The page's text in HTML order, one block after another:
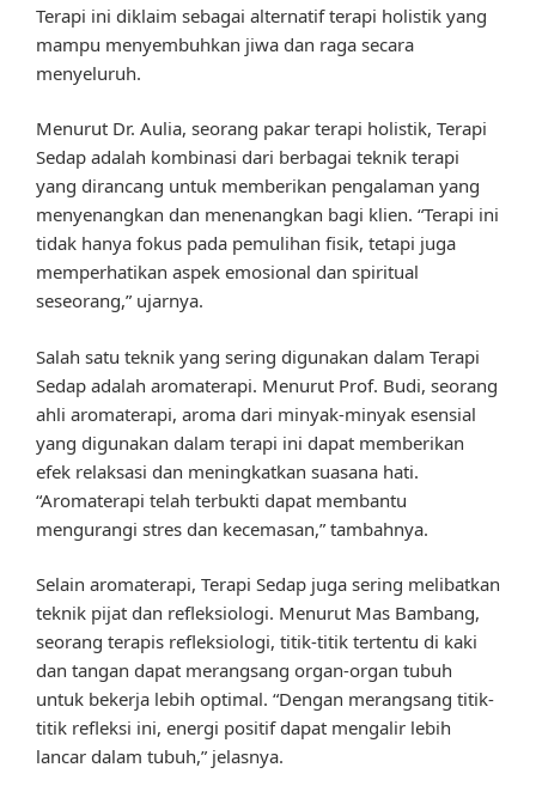
Terapi ini diklaim sebagai alternatif terapi holistik yang
mampu menyembuhkan jiwa dan raga secara
menyeluruh.
Menurut Dr. Aulia, seorang pakar terapi holistik, Terapi
Sedap adalah kombinasi dari berbagai teknik terapi
yang dirancang untuk memberikan pengalaman yang
menyenangkan dan menenangkan bagi klien. “Terapi ini
tidak hanya fokus pada pemulihan fisik, tetapi juga
memperhatikan aspek emosional dan spiritual
seseorang,” ujarnya.
Salah satu teknik yang sering digunakan dalam Terapi
Sedap adalah aromaterapi. Menurut Prof. Budi, seorang
ahli aromaterapi, aroma dari minyak-minyak esensial
yang digunakan dalam terapi ini dapat memberikan
efek relaksasi dan meningkatkan suasana hati.
“Aromaterapi telah terbukti dapat membantu
mengurangi stres dan kecemasan,” tambahnya.
Selain aromaterapi, Terapi Sedap juga sering melibatkan
teknik pijat dan refleksiologi. Menurut Mas Bambang,
seorang terapis refleksiologi, titik-titik tertentu di kaki
dan tangan dapat merangsang organ-organ tubuh
untuk bekerja lebih optimal. “Dengan merangsang titik-
titik refleksi ini, energi positif dapat mengalir lebih
lancar dalam tubuh,” jelasnya.